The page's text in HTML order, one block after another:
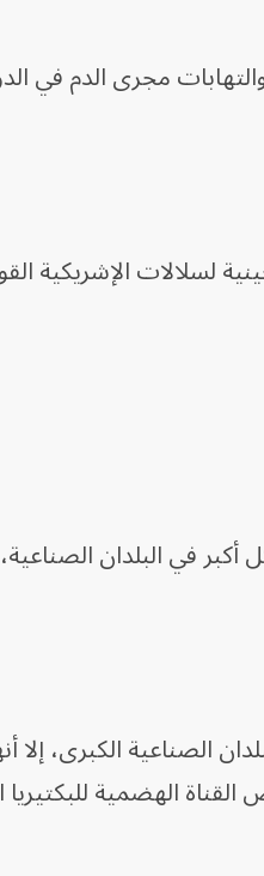
مجرى الدم في
لسلالات الإشريكية
أكبر في البلدان
الصناعية الكبرى، إلا
الهضمية للبكتيريا